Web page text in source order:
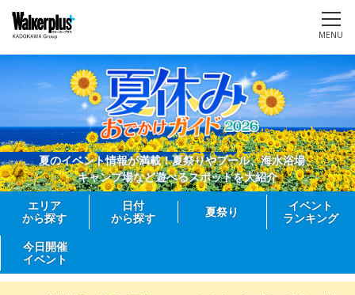
MENU
夏のイベント情報が満載！夏祭りやプール、海水浴場、
キャンプ場など遊べるスポットを大紹介
エリア
から探す
日付
から探す
夏祭り
イベント
ランキング
今日開催
イベント